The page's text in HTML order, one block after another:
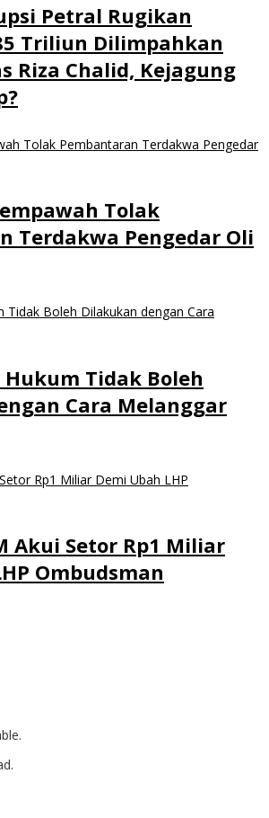
Petral Rugikan
Triliun Dilimpahkan
Riza Chalid, Kejagung
Tolak
Terdakwa Pengedar Oli
Tidak Boleh
Cara Melanggar
Akui Setor Rp1 Miliar
Ombudsman